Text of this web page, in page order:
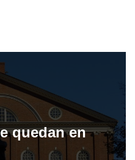
quedan en